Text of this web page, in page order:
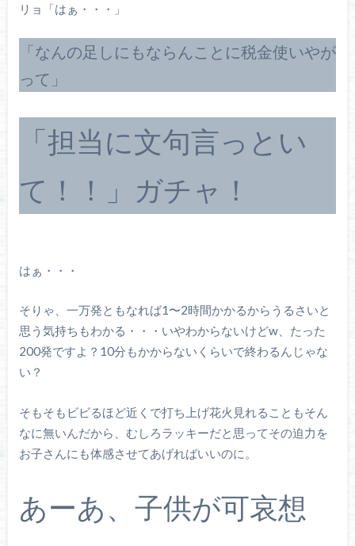
リョ「はぁ・・・」
「なんの足しにもならんことに税金使いやが
って」
「担当に文句言っとい
て！！」ガチャ！
はぁ・・・
そりゃ、一万発ともなれば1〜2時間かかるからうるさいと
思う気持ちもわかる・・・いやわからないけどw、たった
200発ですよ？10分もかからないくらいで終わるんじゃな
い？
そもそもビビるほど近くで打ち上げ花火見れることもそん
なに無いんだから、むしろラッキーだと思ってその迫力を
お子さんにも体感させてあげればいいのに。
あーあ、子供が可哀想